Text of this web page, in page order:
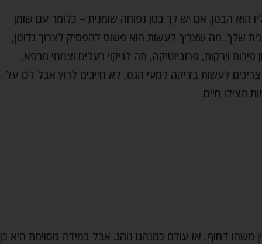
הוא הבטן. אם יש לך בטן נפוחה שומנית – כלומר עם שומן
שלך. מה שצריך לעשות הוא פשוט להפסיק לצרוך גלוטן,
וירקות, פרוביוטיקה, תה לניקוי רעלים וצמחי מרפא,
לעשות בדיקה למעי הגס, לא חייבים לרוץ אבל לכו על
הצילו חיים.
משהו דחוף, אז עולם כמנהגו נוהג. אבל במידה מסוימת היא כן